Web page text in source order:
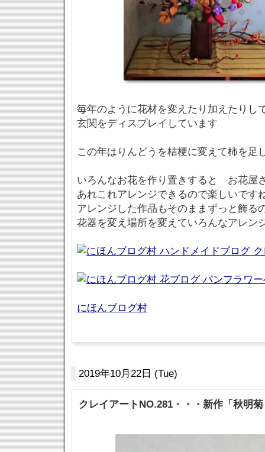
毎年のように花材を変えたり加えたりし
玄関をディスプレイしています
この年はりんどうを桔梗に変えて柿を足
いろんなお花を作り置きすると お花屋
あれこれアレンジできるので楽しいです
アレンジした作品もそのままずっと飾る
花器を変え場所を変えていろんなアレン
にほんブログ村
2019年10月22日 (Tue)
クレイアートNO.281・・・新作「秋明